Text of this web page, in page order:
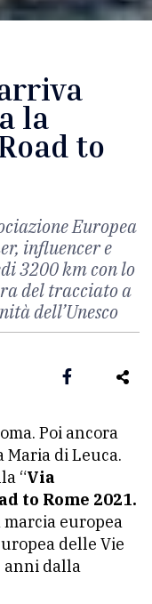
la
to
Europea
influencer e
3200 km con lo
del tracciato a
dell’Unesco
Maria di Leuca.
“Via
to Rome 2021.
marcia europea
delle Vie
anni dalla